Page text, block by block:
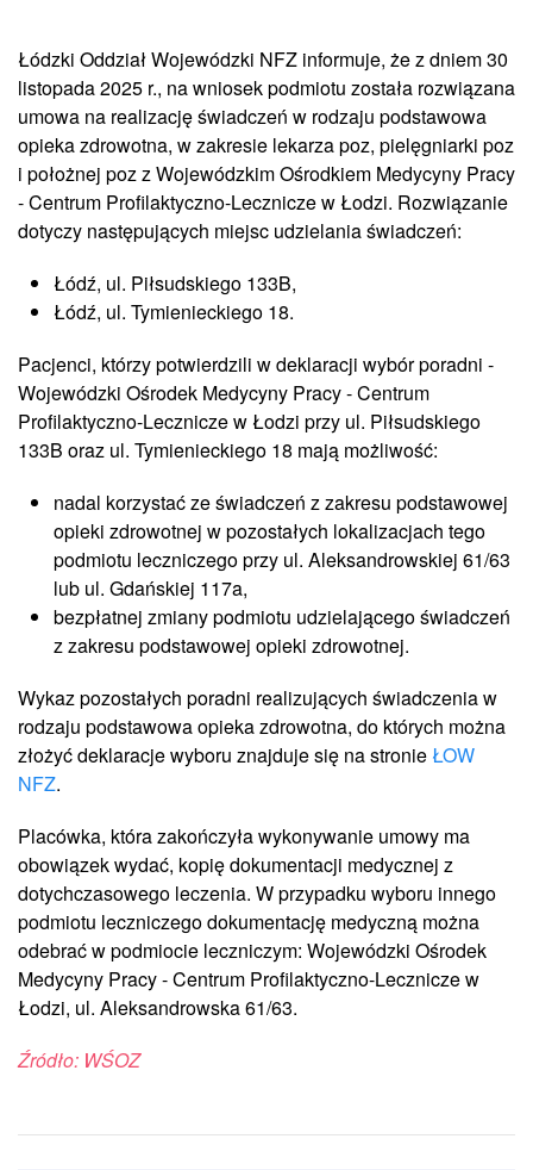
Łódzki Oddział Wojewódzki NFZ informuje, że z dniem 30
listopada 2025 r., na wniosek podmiotu została rozwiązana
umowa na realizację świadczeń w rodzaju podstawowa
opieka zdrowotna, w zakresie lekarza poz, pielęgniarki poz
i położnej poz z Wojewódzkim Ośrodkiem Medycyny Pracy
- Centrum Profilaktyczno-Lecznicze w Łodzi. Rozwiązanie
dotyczy następujących miejsc udzielania świadczeń:
Łódź, ul. Piłsudskiego 133B,
Łódź, ul. Tymienieckiego 18.
Pacjenci, którzy potwierdzili w deklaracji wybór poradni -
Wojewódzki Ośrodek Medycyny Pracy - Centrum
Profilaktyczno-Lecznicze w Łodzi przy ul. Piłsudskiego
133B oraz ul. Tymienieckiego 18 mają możliwość:
nadal korzystać ze świadczeń z zakresu podstawowej
opieki zdrowotnej w pozostałych lokalizacjach tego
podmiotu leczniczego przy ul. Aleksandrowskiej 61/63
lub ul. Gdańskiej 117a,
bezpłatnej zmiany podmiotu udzielającego świadczeń
z zakresu podstawowej opieki zdrowotnej.
Wykaz pozostałych poradni realizujących świadczenia w
rodzaju podstawowa opieka zdrowotna, do których można
złożyć deklaracje wyboru znajduje się na stronie ŁOW
NFZ.
Placówka, która zakończyła wykonywanie umowy ma
obowiązek wydać, kopię dokumentacji medycznej z
dotychczasowego leczenia. W przypadku wyboru innego
podmiotu leczniczego dokumentację medyczną można
odebrać w podmiocie leczniczym: Wojewódzki Ośrodek
Medycyny Pracy - Centrum Profilaktyczno-Lecznicze w
Łodzi, ul. Aleksandrowska 61/63.
Źródło: WŚOZ